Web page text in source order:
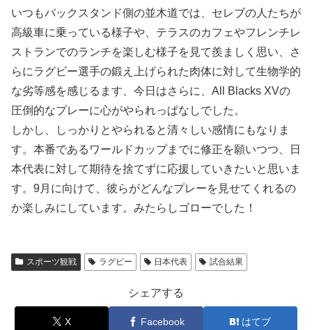
いつもバックスタンド側の並木道では、セレブの人たちが
高級車に乗っている様子や、テラスのカフェやフレンチレ
ストランでのランチを楽しむ様子を見て羨ましく思い、さ
らにラグビー選手の鍛え上げられた肉体に対して生物学的
な劣等感を感じるます、今日はさらに、All Blacks XVの
圧倒的なプレーに心がやられっぱなしでした。
しかし、しっかりとやられると清々しい感情にもなりま
す。本番であるワールドカップまでに修正を願いつつ、日
本代表に対して期待を捨てずに応援していきたいと思いま
す。9月に向けて、彼らがどんなプレーを見せてくれるの
か楽しみにしています。みたらしゴローでした！
スポーツ観戦 ラグビー 日本代表 試合結果
シェアする
X Facebook はてブ